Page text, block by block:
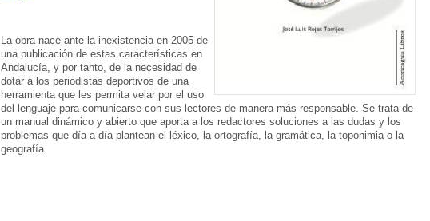
La obra nace ante la inexistencia en 2005 de
una publicación de estas características en
Andalucía, y por tanto, de la necesidad de
dotar a los periodistas deportivos de una
herramienta que les permita velar por el uso
del lenguaje para comunicarse con sus lectores de manera más responsable. Se trata de
un manual dinámico y abierto que aporta a los redactores soluciones a las dudas y los
problemas que día a día plantean el léxico, la ortografía, la gramática, la toponimia o la
geografía.